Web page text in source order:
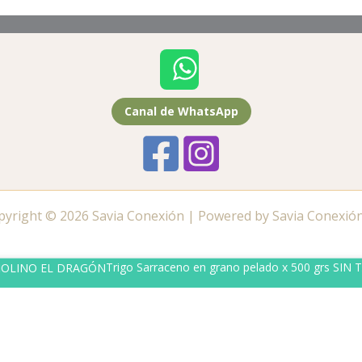
Canal de WhatsApp
© 2026 Savia Conexión | Powered by Savia
Trigo Sarraceno en grano pelado x 500 grs SIN